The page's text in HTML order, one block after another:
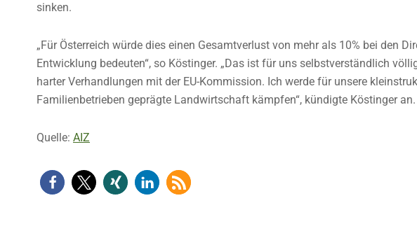
sinken.
„Für Österreich würde dies einen Gesamtverlust von mehr als 10% bei den
Entwicklung bedeuten“, so Köstinger. „Das ist für uns selbstverständlich
harter Verhandlungen mit der EU-Kommission. Ich werde für unsere
Familienbetrieben geprägte Landwirtschaft kämpfen“, kündigte Köstinger an.
Quelle: AIZ